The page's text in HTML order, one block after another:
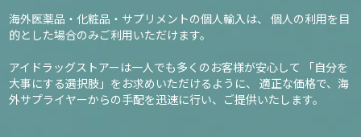
海外医薬品・化粧品・サプリメントの個人輸入は、
個人の利用を目
的とした場合のみご利用いただけます。
アイドラッグストアーは一人でも多くのお客様が安心して
「自分を
大事にする選択肢」をお求めいただけるように、
適正な価格で、海
外サプライヤーからの手配を迅速に行い、ご提供いたします。